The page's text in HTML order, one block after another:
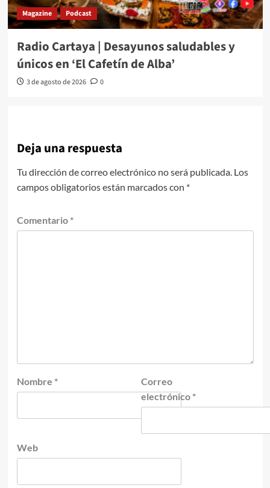
Magazine Podcast
Radio Cartaya | Desayunos saludables y
únicos en ‘El Cafetín de Alba’
3 de agosto de 2026 0
Deja una respuesta
Tu dirección de correo electrónico no será publicada. Los
campos obligatorios están marcados con *
Comentario *
Nombre *
Correo
electrónico *
Web